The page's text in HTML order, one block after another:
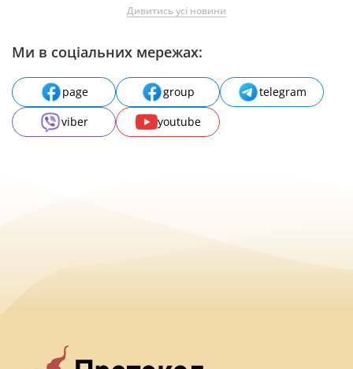
Дивитись усі новини
Ми в соціальних мережах:
page group
telegram
viber
youtube